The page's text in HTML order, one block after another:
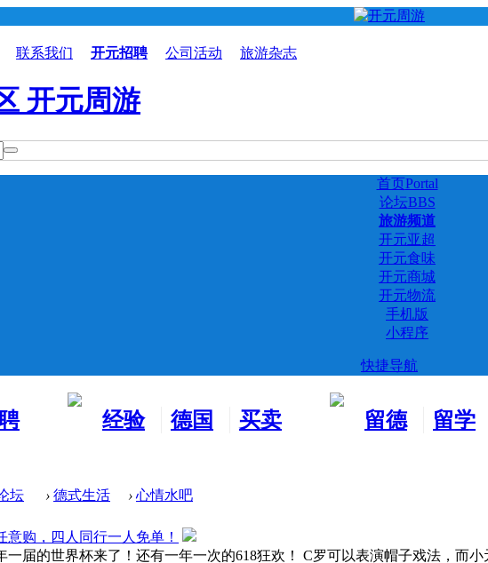
联系我们 开元招聘 公司活动 旅游杂志
开元周游
首页Portal
论坛BBS
旅游频道
开元亚超
开元食味
开元商城
开元物流
手机版
小程序
快捷导航
经验
德国
买卖
留德
留学
坛 › 德式生活 › 心情水吧
购，四人同行一人免单！
届的世界杯来了！还有一年一次的618狂欢！ C罗可以表演帽子戏法，而